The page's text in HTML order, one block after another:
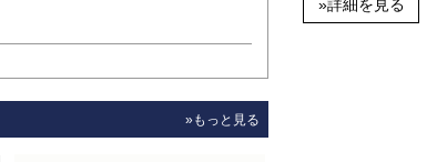
»もっと見る
»詳細を見る